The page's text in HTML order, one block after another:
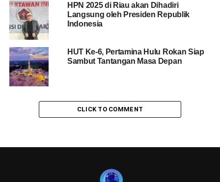
HPN 2025 di Riau akan Dihadiri
Langsung oleh Presiden Republik
Indonesia
HUT Ke-6, Pertamina Hulu Rokan Siap
Sambut Tantangan Masa Depan
CLICK TO COMMENT